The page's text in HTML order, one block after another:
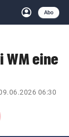
account_circle
Anmelden
Abo
Schließen
WM eine
06:30